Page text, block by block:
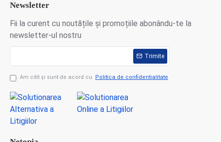
Newsletter
Fii la curent cu noutățile și promoțiile abonându-te la
newsletter-ul nostru
Trimite
Am citit şi sunt de acord cu Politica de confidentialitate